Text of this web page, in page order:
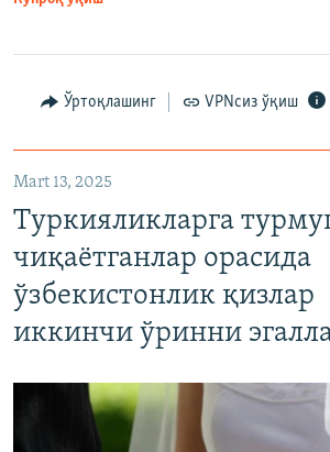
Ўртоқлашинг VPNсиз ўқиш
Mart 13, 2025
Туркияликларга
чиқаётганлар орасида
ўзбекистонлик қизлар
иккинчи ўринни